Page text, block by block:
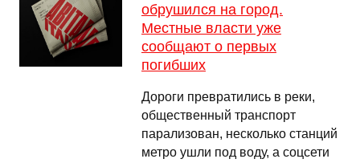
обрушился на город.
Местные власти уже
сообщают о первых
погибших
Дороги превратились в реки,
общественный транспорт
парализован, несколько станций
метро ушли под воду, а соцсети